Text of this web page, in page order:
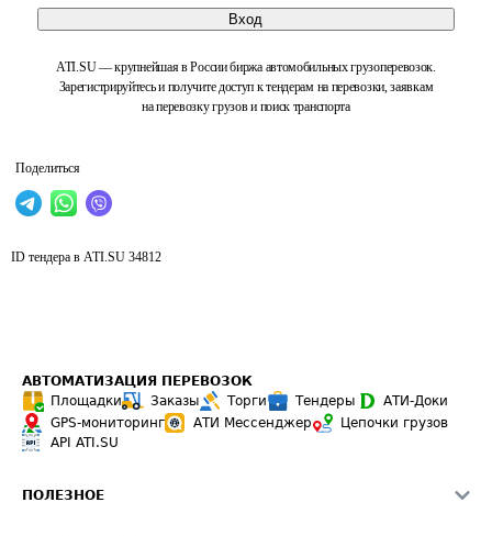
Вход
ATI.SU — крупнейшая в России биржа автомобильных грузоперевозок.
Зарегистрируйтесь и получите доступ к тендерам на перевозки, заявкам
на перевозку грузов и поиск транспорта
Поделиться
ID тендера в ATI.SU 34812
АВТОМАТИЗАЦИЯ ПЕРЕВОЗОК
Площадки
Заказы Торги Тендеры
АТИ-Доки
GPS-мониторинг
АТИ Мессенджер
Цепочки грузов
API ATI.SU
ПОЛЕЗНОЕ